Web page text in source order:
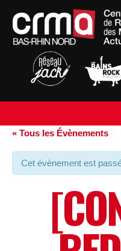
« Tous les Évènements
Cet évènement est